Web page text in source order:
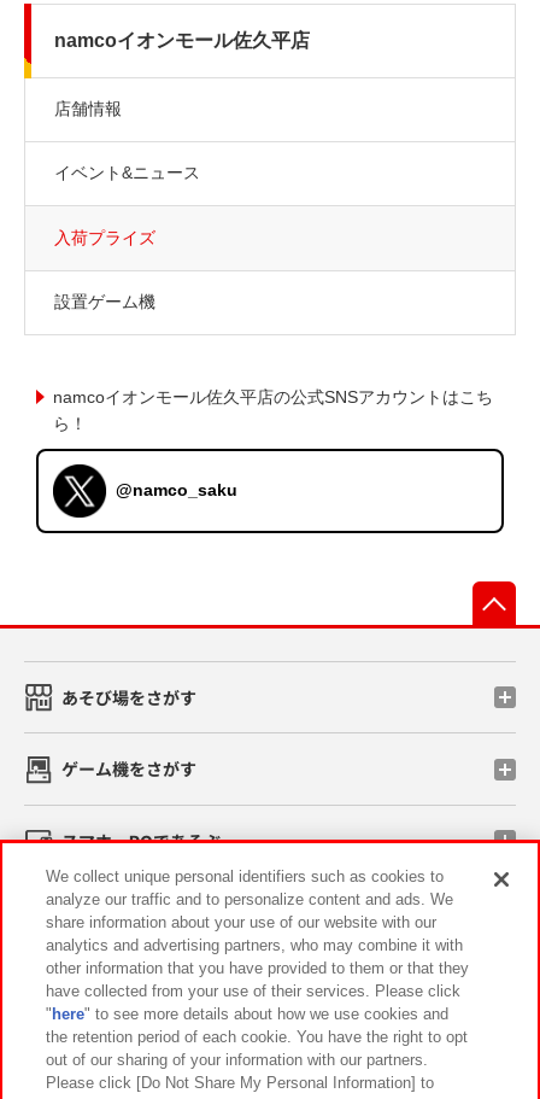
namcoイオンモール佐久平店
店舗情報
イベント&ニュース
入荷プライズ
設置ゲーム機
namcoイオンモール佐久平店の公式SNSアカウントはこち
ら！
@namco_saku
あそび場をさがす
ゲーム機をさがす
スマホ・PCであそぶ
イベント・キャンペーン
関連会社 サステナビリティ サイトポリシー
プライバシーポリシー ウェブアクセシビリティ方針と検証結果
We collect unique personal identifiers such as cookies to
analyze our traffic and to personalize content and ads. We
share information about your use of our website with our
analytics and advertising partners, who may combine it with
other information that you have provided to them or that they
have collected from your use of their services. Please click
" here" to see more details about how we use cookies and
the retention period of each cookie. You have the right to opt
out of our sharing of your information with our partners.
Please click [Do Not Share My Personal Information] to